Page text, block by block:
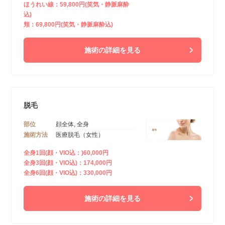
ほうれい線：59,800円(笑気・静脈麻酔
込)
頬：69,800円(笑気・静脈麻酔込)
施術の詳細を見る
脱毛
部位
顔全体, 全身
施術方法
医療脱毛（女性）
全身1回(顔・VIO込：)60,000円
全身3回(顔・VIO込)：174,000円
全身6回(顔・VIO込)：330,000円
施術の詳細を見る